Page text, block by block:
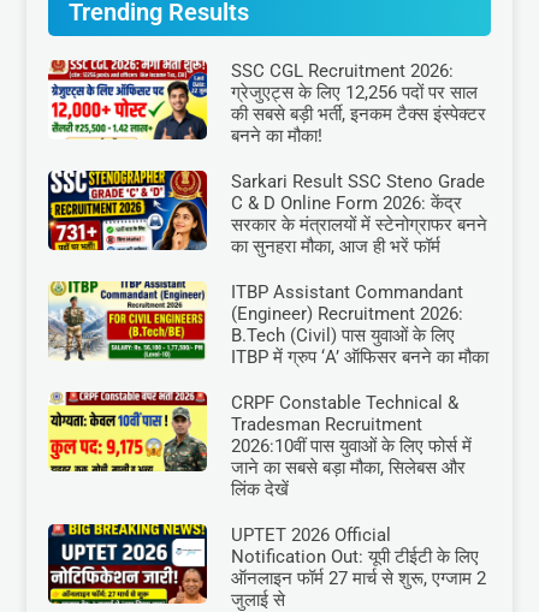
Trending Results
SSC CGL Recruitment 2026:
ग्रेजुएट्स के लिए 12,256 पदों पर साल
की सबसे बड़ी भर्ती, इनकम टैक्स इंस्पेक्टर
बनने का मौका!
Sarkari Result SSC Steno Grade
C & D Online Form 2026: केंद्र
सरकार के मंत्रालयों में स्टेनोग्राफर बनने
का सुनहरा मौका, आज ही भरें फॉर्म
ITBP Assistant Commandant
(Engineer) Recruitment 2026:
B.Tech (Civil) पास युवाओं के लिए
ITBP में ग्रुप ‘A’ ऑफिसर बनने का मौका
CRPF Constable Technical &
Tradesman Recruitment
2026:10वीं पास युवाओं के लिए फोर्स में
जाने का सबसे बड़ा मौका, सिलेबस और
लिंक देखें
UPTET 2026 Official
Notification Out: यूपी टीईटी के लिए
ऑनलाइन फॉर्म 27 मार्च से शुरू, एग्जाम 2
जुलाई से